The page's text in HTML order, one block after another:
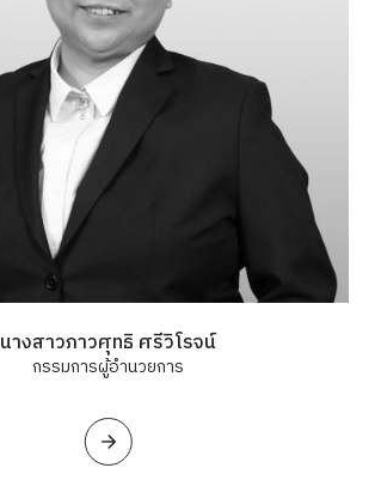
นางสาวภาวศุทธิ ศรีวิโรจน์
กรรมการผู้อำนวยการ